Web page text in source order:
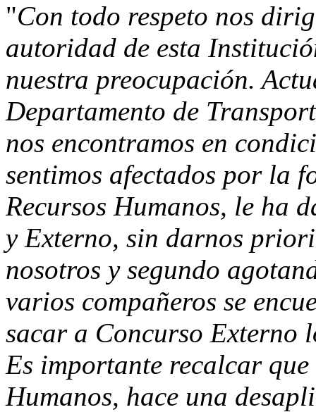
"Con todo respeto nos
autoridad de esta
nuestra preocupación.
Departamento de
nos encontramos en
sentimos afectados por la
Recursos Humanos, le ha
y Externo, sin darnos
nosotros y segundo
varios compañeros se
sacar a Concurso Externo
Es importante recalcar
Humanos, hace una